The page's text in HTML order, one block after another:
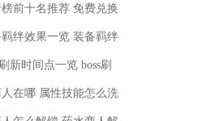
前十名推荐 免费兑换
绊效果一览 装备羁绊
新时间点一览 boss刷
在哪 属性技能怎么洗